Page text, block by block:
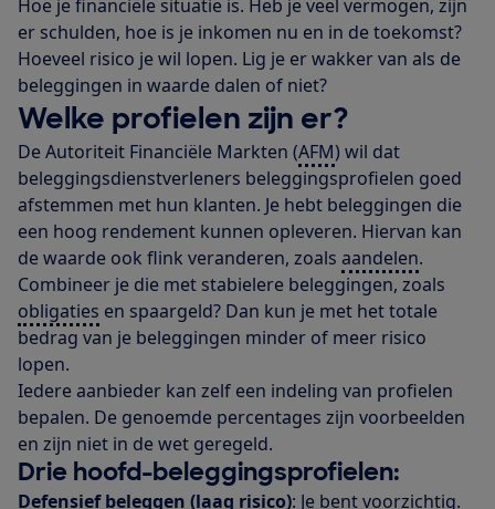
Hoe je financiële situatie is. Heb je veel vermogen, zijn
er schulden, hoe is je inkomen nu en in de toekomst?
Hoeveel risico je wil lopen. Lig je er wakker van als de
beleggingen in waarde dalen of niet?
Welke profielen zijn er?
De Autoriteit Financiële Markten (AFM) wil dat
beleggingsdienstverleners beleggingsprofielen goed
afstemmen met hun klanten. Je hebt beleggingen die
een hoog rendement kunnen opleveren. Hiervan kan
de waarde ook flink veranderen, zoals aandelen.
Combineer je die met stabielere beleggingen, zoals
obligaties en spaargeld? Dan kun je met het totale
bedrag van je beleggingen minder of meer risico
lopen.
Iedere aanbieder kan zelf een indeling van profielen
bepalen. De genoemde percentages zijn voorbeelden
en zijn niet in de wet geregeld.
Drie hoofd-beleggingsprofielen:
Defensief beleggen (laag risico): Je bent voorzichtig.